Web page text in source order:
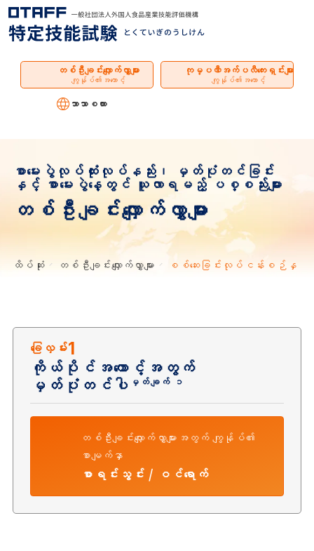
တစ်ဦးချင်းလျှောက်လွှာများ
ကျွန်ုပ်၏အကောင့်
ကုမ္ပဏီအက်ပလီကေးရှင်းများ
ကျွန်ုပ်၏အကောင့်
ဘာသာစကား
စာမေးပွဲလုပ်ထုံးလုပ်နည်း၊ မှတ်ပုံတင်ခြင်း
နှင့် စာမေးပွဲနေ့တွင် ယူလာရမည့် ပစ္စည်းများ
တစ်ဦးချင်းလျှောက်လွှာများ
ထိပ်ဆုံး တစ်ဦးချင်းလျှောက်လွှာများ စစ်ဆေးခြင်းလုပ်ငန်းစဉ်နှင့် လျှ
ခြေလှမ်း1
ကိုယ်ပိုင်အကောင့်အတွက်
မှတ်ပုံတင်ပါ မှတ်ချက် ၁
တစ်ဦးချင်းလျှောက်လွှာများအတွက် ကျွန်ုပ်၏
စာမျက်နှာ
စာရင်းသွင်း / ဝင်ရောက်